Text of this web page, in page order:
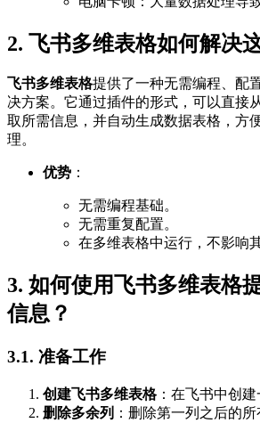
2. 飞书多维表格如何解决
飞书多维表格提供了一种无需编程、配
决方案。它通过插件的形式，可以直接
取所需信息，并自动生成数据表格，方
理。
优势 ：
无需编程基础。
无需重复配置。
在多维表格中运行，不影响
3. 如何使用飞书多维表格
信息？
3.1. 准备工作
创建飞书多维表格：在飞书中创建
删除多余列 ：删除第一列之后的